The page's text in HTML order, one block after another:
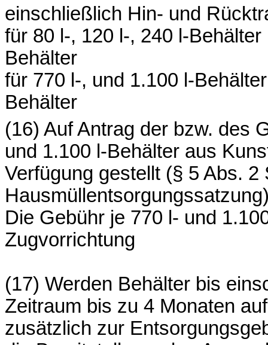
einschließlich Hin- und
für 80 l-, 120 l-, 240 l-Behälter
Behälter
für 770 l-, und 1.100 l-
Behälter
(16) Auf Antrag der bzw. des
und 1.100 l-Behälter aus
Verfügung gestellt (§ 5 Abs. 2
Die Gebühr je 770 l- und
Zugvorrichtung
(17) Werden Behälter bis
Zeitraum bis zu 4 Monaten
zusätzlich zur